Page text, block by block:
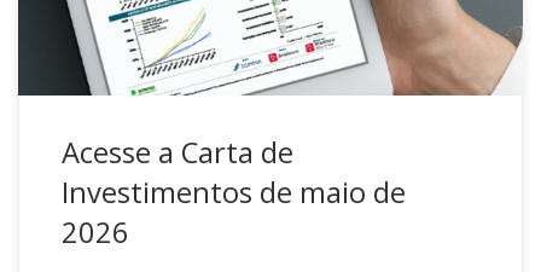
internacional. Para acessar, no […]
Acesse a Carta de
Investimentos de maio de
2026